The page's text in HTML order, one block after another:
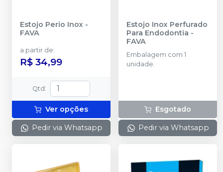
Estojo Perio Inox -
FAVA
a partir de:
R$ 34,99
Qtd :
Ver opções
Pedir via Whatsapp
Estojo Inox Perfurado
Para Endodontia -
FAVA
Embalagem com 1
unidade.
Esgotado
Pedir via Whatsapp